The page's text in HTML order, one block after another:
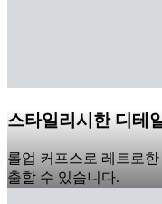
스타일리시한 디테
롤업 커프스로 레트로
출할 수 있습니다.